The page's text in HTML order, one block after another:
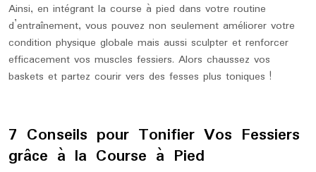
Ainsi, en intégrant la course à pied dans votre routine
d’entraînement, vous pouvez non seulement améliorer votre
condition physique globale mais aussi sculpter et renforcer
efficacement vos muscles fessiers. Alors chaussez vos
baskets et partez courir vers des fesses plus toniques !
7 Conseils pour Tonifier Vos Fessiers
grâce à la Course à Pied